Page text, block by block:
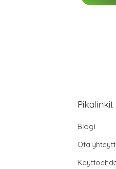
Pikalinkit
Blogi
Ota